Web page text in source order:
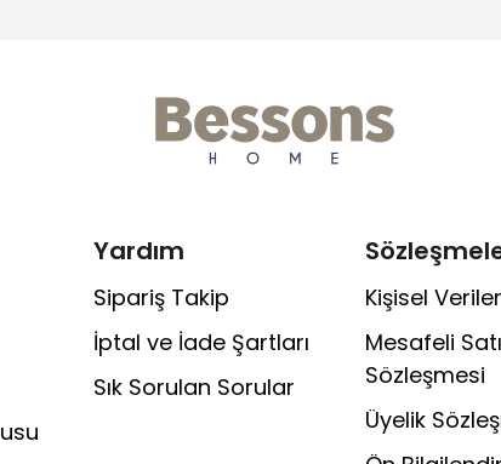
Yardım
Sipariş Takip
İptal ve İade Şartları
Sık Sorulan Sorular
Kişisel
Mesafeli
Sözleşmesi
Üyelik